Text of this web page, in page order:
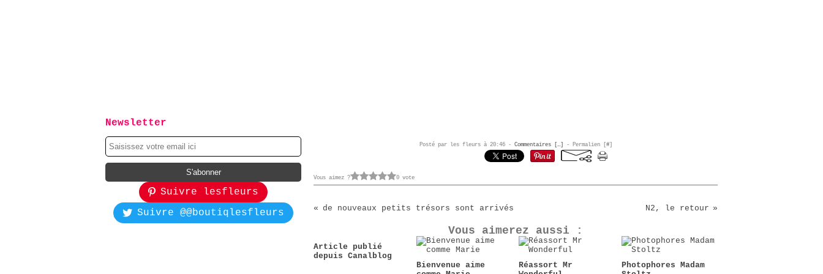
Newsletter
Suivre lesfleurs
Suivre @@boutiqlesfleurs
Posté par les fleurs à 20:46 - Commentaires [ …] - Permalien [ #]
Vous aimez ? 0 vote
de nouveaux petits trésors sont arrivés N2, le retour
Vous aimerez aussi :
Article publié
depuis Canalblog
Bienvenue aime
Réassort Mr
Photophores Madam